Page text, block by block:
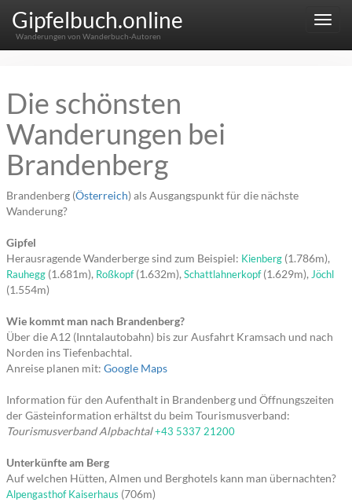
Menu
Gipfelbuch.online
Wanderungen von Wanderbuch-Autoren
Die schönsten
Wanderungen bei
Brandenberg
Brandenberg (Österreich) als Ausgangspunkt für die nächste
Wanderung?
Gipfel
Herausragende Wanderberge sind zum Beispiel: Kienberg (1.786m),
Rauhegg (1.681m), Roßkopf(1.632m), Schattlahnerkopf(1.629m), Jöchl
(1.554m)
Wie kommt man nach Brandenberg?
Über die A12 (Inntalautobahn) bis zur Ausfahrt Kramsach und nach
Norden ins Tiefenbachtal.
Anreise planen mit: Google Maps
Information für den Aufenthalt in Brandenberg und Öffnungszeiten
der Gästeinformation erhältst du beim Tourismusverband:
Tourismusverband Alpbachtal+43 5337 21200
Unterkünfte am Berg
Auf welchen Hütten, Almen und Berghotels kann man übernachten?
Alpengasthof Kaiserhaus (706m)